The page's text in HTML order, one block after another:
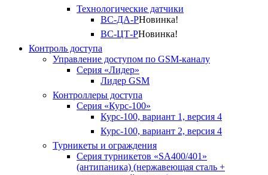
Технологические датчики
ВС-ДА-РНовинка!
ВС-ЦТ-РНовинка!
Контроль доступа
Управление доступом по GSM-каналу
Серия «Лидер»
Лидер GSM
Контроллеры доступа
Серия «Курс-100»
Курс-100, вариант 1, версия 4
Курс-100, вариант 2, версия 4
Турникеты и ограждения
Серия турникетов «SA400/401»
(антипаника) (нержавеющая сталь +